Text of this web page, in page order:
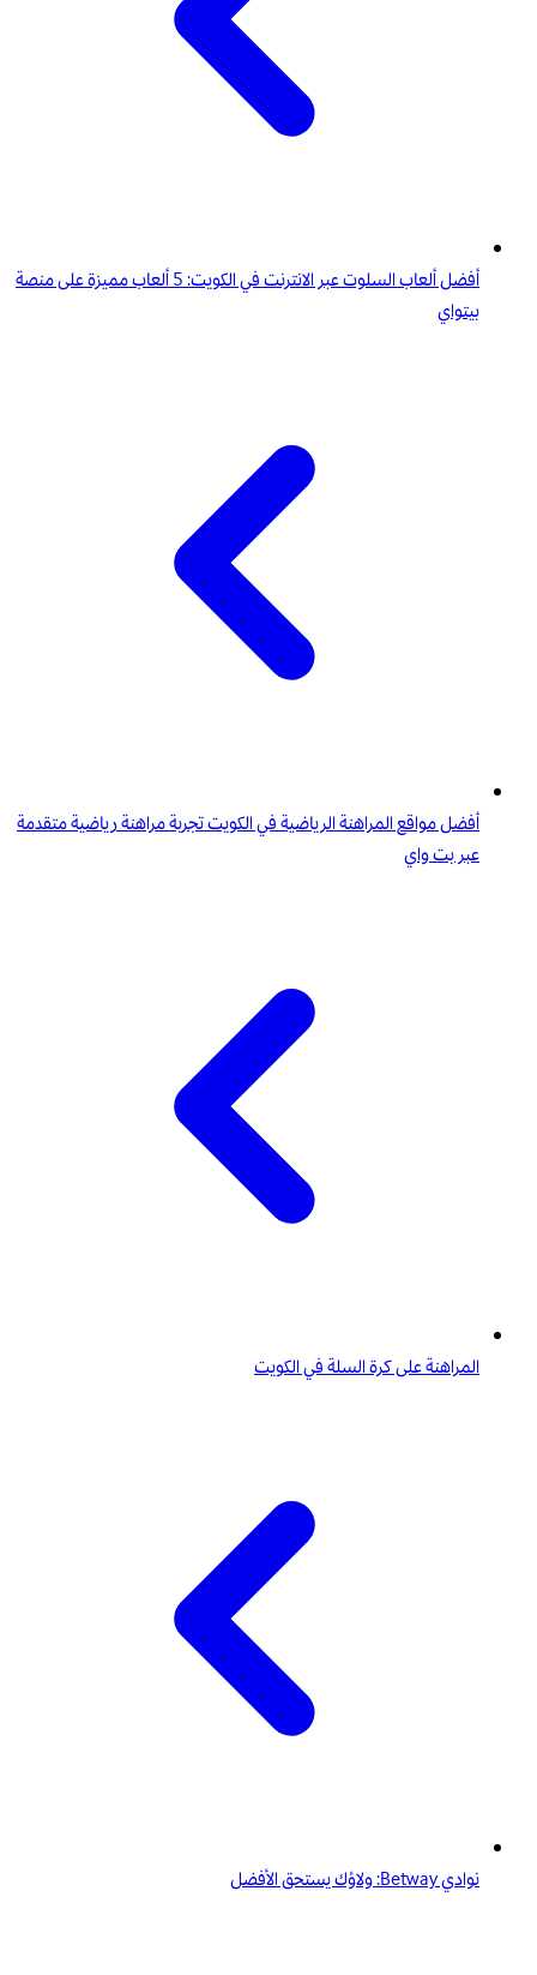
أفضل ألعاب السلوت عبر الانترنت في الكويت: 5 ألعاب مميزة على منصة
بيتواي
أفضل مواقع المراهنة الرياضية في الكويت تجربة مراهنة رياضية متقدمة
عبر بت واي
المراهنة على كرة السلة في الكويت
نوادي Betway: ولاؤك يستحق الأفضل